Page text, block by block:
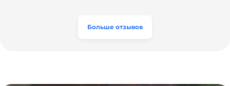
эту компанию всем, кто ищет надёжных
Больше отзывов